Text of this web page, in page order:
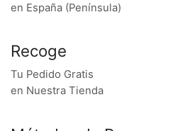
en España (Península)
Recoge
Tu Pedido Gratis
en Nuestra Tienda